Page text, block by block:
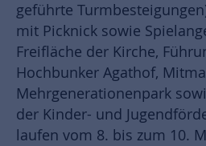
geführte
mit Picknick sowie
Freifläche der Kirche,
Hochbunker Agathof,
Mehrgenerationenpark
der Kinder- und
laufen vom 8. bis zum 10.